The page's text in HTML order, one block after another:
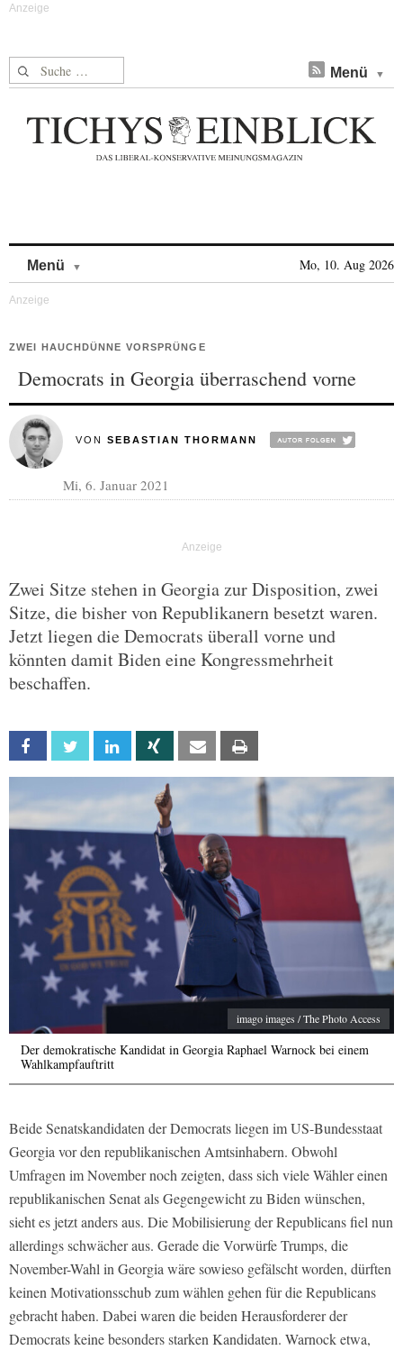
Suche nach: Menü
Menü Mo, 10. Aug 2026
ZWEI HAUCHDÜNNE VORSPRÜNGE
Democrats in Georgia überraschend vorne
VON SEBASTIAN THORMANN
Mi, 6. Januar 2021
Zwei Sitze stehen in Georgia zur Disposition, zwei
Sitze, die bisher von Republikanern besetzt waren.
Jetzt liegen die Democrats überall vorne und
könnten damit Biden eine Kongressmehrheit
beschaffen.
Facebook Twitter Linkedin Xing Email
imago images / The Photo Access
Der demokratische Kandidat in Georgia Raphael Warnock bei einem
Wahlkampfauftritt
Beide Senatskandidaten der Democrats liegen im US-Bundesstaat
Georgia vor den republikanischen Amtsinhabern. Obwohl
Umfragen im November noch zeigten, dass sich viele Wähler einen
republikanischen Senat als Gegengewicht zu Biden wünschen,
sieht es jetzt anders aus. Die Mobilisierung der Republicans fiel nun
allerdings schwächer aus. Gerade die Vorwürfe Trumps, die
November-Wahl in Georgia wäre sowieso gefälscht worden, dürften
keinen Motivationsschub zum wählen gehen für die Republicans
gebracht haben. Dabei waren die beiden Herausforderer der
Democrats keine besonders starken Kandidaten. Warnock etwa,